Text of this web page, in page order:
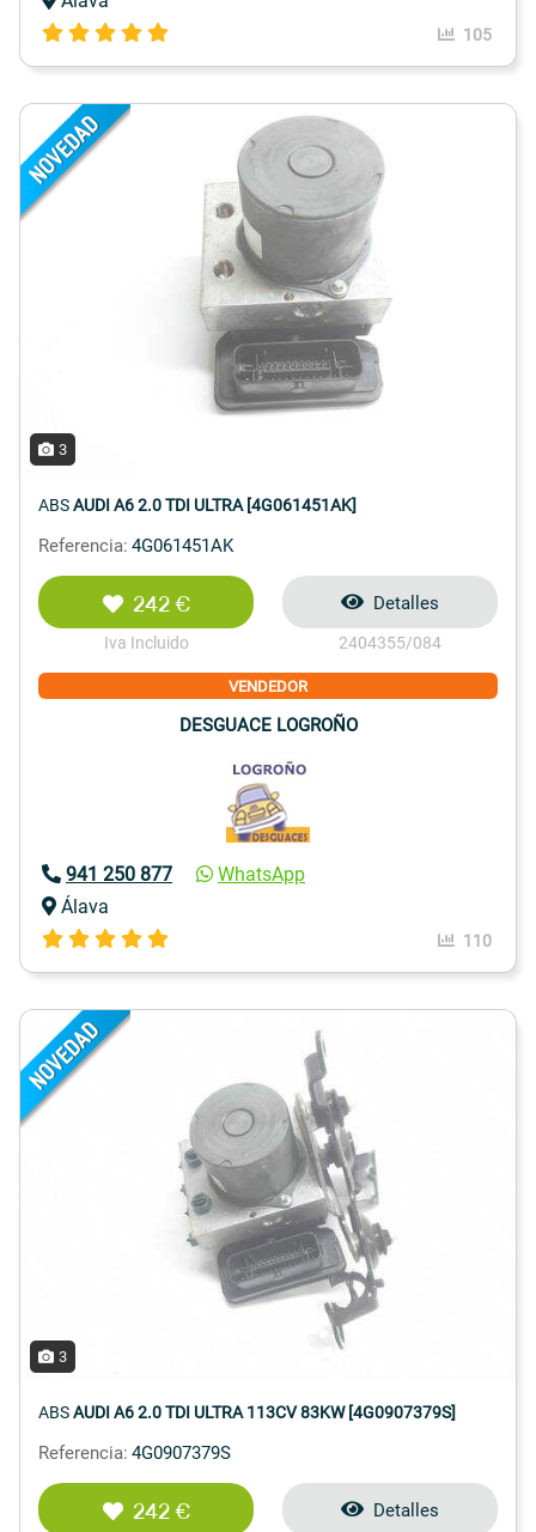
105
3
ABSAUDI A6 2.0 TDI ULTRA [4G061451AK]
Referencia: 4G061451AK
242 €
Iva Incluido
Detalles
2404355/084
VENDEDOR
DESGUACE LOGROÑO
941 250 877
WhatsApp
Álava
110
3
ABSAUDI A6 2.0 TDI ULTRA 113CV 83KW [4G0907379S]
Referencia: 4G0907379S
242 € Detalles